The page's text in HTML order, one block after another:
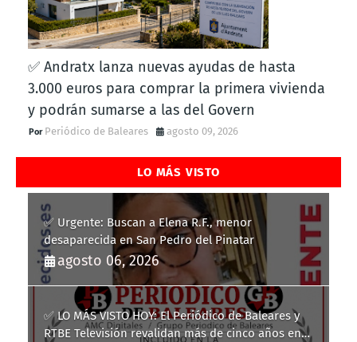
✅ Andratx lanza nuevas ayudas de hasta
3.000 euros para comprar la primera vivienda
y podrán sumarse a las del Govern
Periódico de Baleares agosto 09, 2026
LO MÁS VISTO
✅ Urgente: Buscan a Elena R.F., menor
desaparecida en San Pedro del Pinatar
agosto 06, 2026
✅ LO MÁS VISTO HOY: El Periódico de Baleares y
RTBE Televisión revalidan más de cinco años en